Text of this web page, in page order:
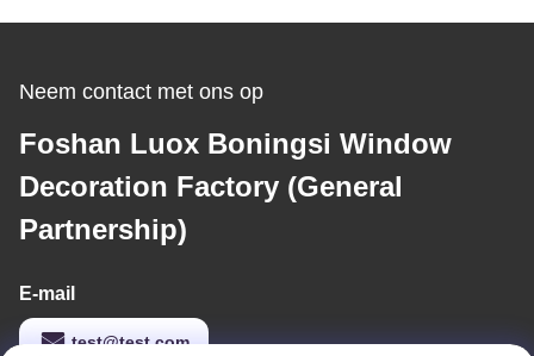
Neem contact met ons op
Foshan Luox Boningsi Window
Decoration Factory (General
Partnership)
E-mail
test@test.com